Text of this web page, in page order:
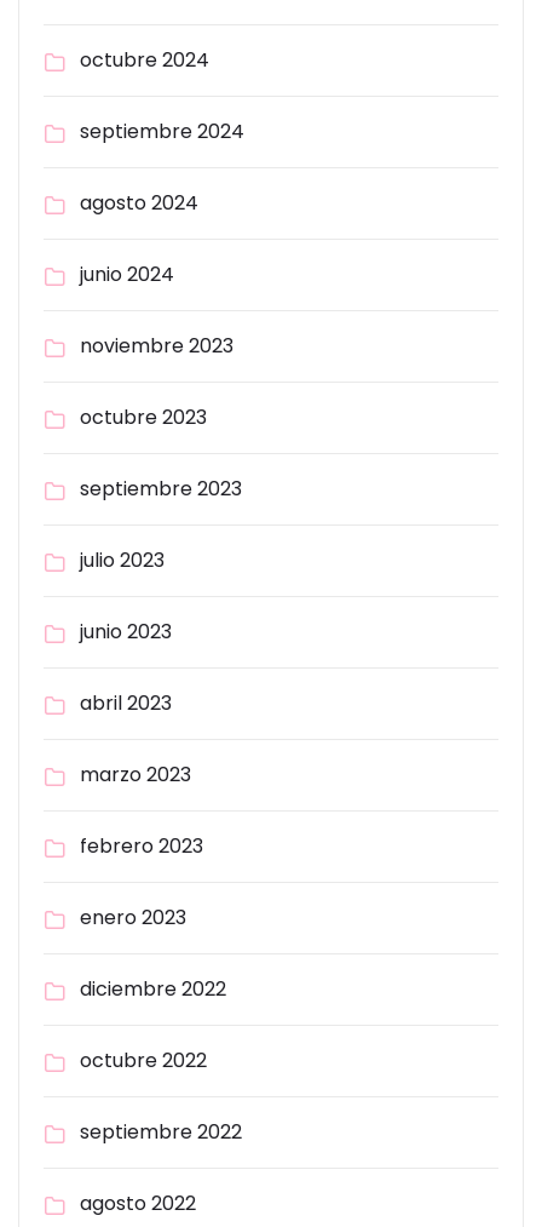
octubre 2024
septiembre 2024
agosto 2024
junio 2024
noviembre 2023
octubre 2023
septiembre 2023
julio 2023
junio 2023
abril 2023
marzo 2023
febrero 2023
enero 2023
diciembre 2022
octubre 2022
septiembre 2022
agosto 2022